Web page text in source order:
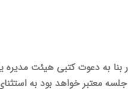
موارد ذیل که با نظر 2/3 آراء حاضر در